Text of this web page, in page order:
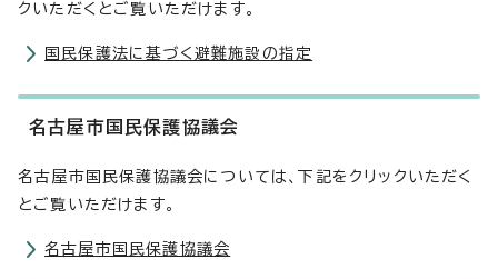
クいただくとご覧いただけます。
国民保護法に基づく避難施設の指定
名古屋市国民保護協議会
名古屋市国民保護協議会については、下記をクリックいただく
とご覧いただけます。
名古屋市国民保護協議会